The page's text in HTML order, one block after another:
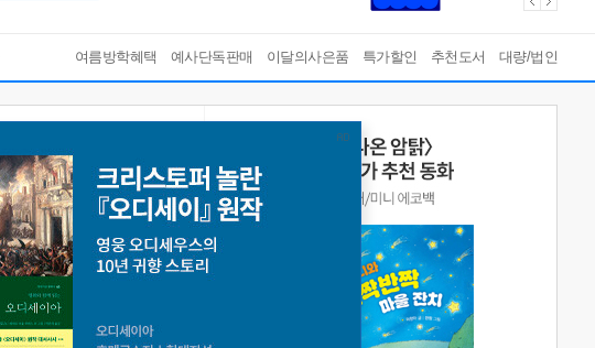
여름방학혜택 예사단독판매 이달의사은품 특가할인 추천도서 대량/법인